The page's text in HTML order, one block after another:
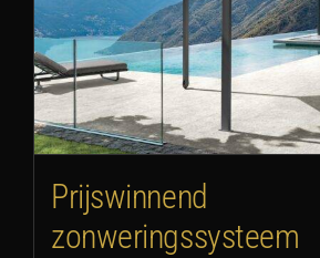
Prijswinnend
zonweringssysteem